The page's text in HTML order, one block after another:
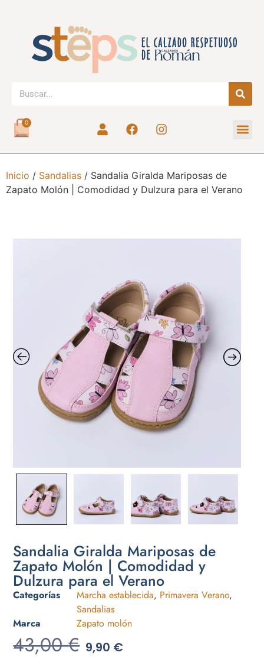
0
Inicio / Sandalias / Sandalia Giralda Mariposas de
Zapato Molón | Comodidad y Dulzura para el Verano
Sandalia Giralda Mariposas de
Zapato Molón | Comodidad y
Dulzura para el Verano
Categorías Marcha establecida, Primavera Verano,
Sandalias
Marca
Zapato molón
43,00€ 9,90 €